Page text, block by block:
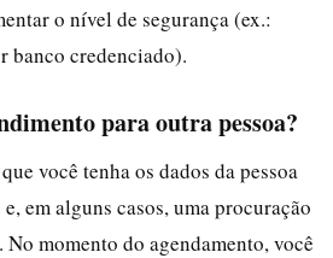
o nível de segurança (ex.:
banco credenciado).
para outra pessoa?
você tenha os dados da pessoa
em alguns casos, uma procuração
momento do agendamento, você